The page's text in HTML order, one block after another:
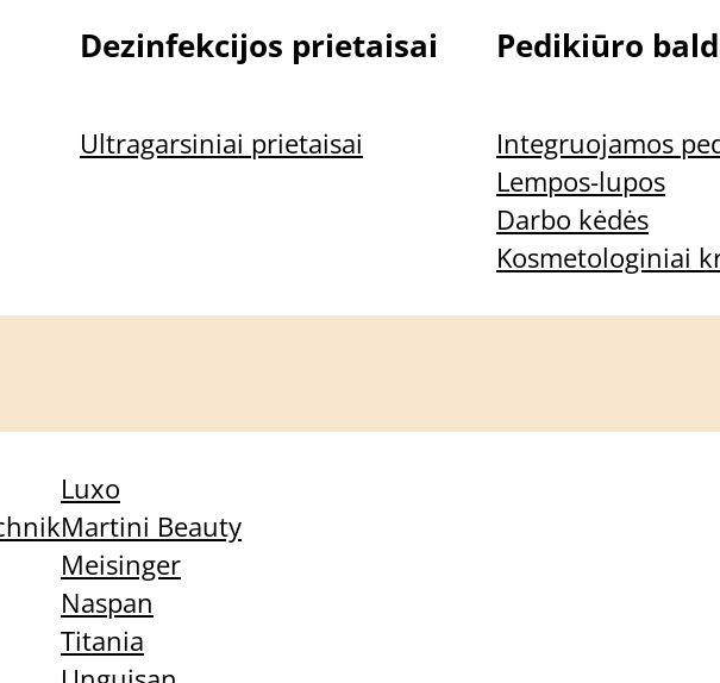
Dezinfekcijos prietaisai
Ultragarsiniai prietaisai
Pedikiūro
Integruojamos
Lempos-lupos
Darbo kėdės
Kosmetologiniai
Luxo
Martini Beauty
Meisinger
Naspan
Titania
ir odai 2,5 mm